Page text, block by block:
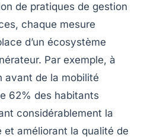
de pratiques de gestion
chaque mesure
d’un écosystème
Par exemple, à
avant de la mobilité
62% des habitants
considérablement la
et améliorant la qualité de